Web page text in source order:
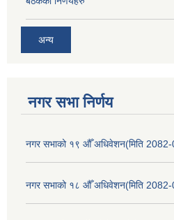
अन्य
नगर सभा निर्णय
नगर सभाको १९ औँ अधिवेशन(मिति 2082-
नगर सभाको १८ औँ अधिवेशन(मिति 2082-